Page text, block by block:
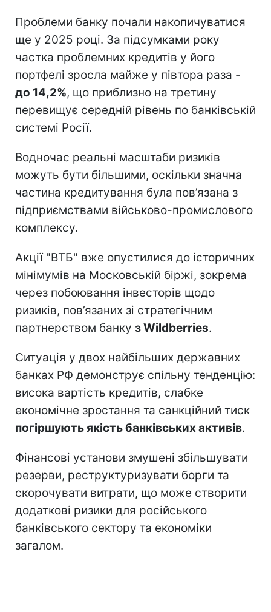
Проблеми банку почали накопичуватися
ще у 2025 році. За підсумками року
частка проблемних кредитів у його
портфелі зросла майже у півтора раза -
до 14,2%, що приблизно на третину
перевищує середній рівень по банківській
системі Росії.
Водночас реальні масштаби ризиків
можуть бути більшими, оскільки значна
частина кредитування була пов’язана з
підприємствами військово-промислового
комплексу.
Акції "ВТБ" вже опустилися до історичних
мінімумів на Московській біржі, зокрема
через побоювання інвесторів щодо
ризиків, пов’язаних зі стратегічним
партнерством банку з Wildberries.
Ситуація у двох найбільших державних
банках РФ демонструє спільну тенденцію:
висока вартість кредитів, слабке
економічне зростання та санкційний тиск
погіршують якість банківських активів.
Фінансові установи змушені збільшувати
резерви, реструктуризувати борги та
скорочувати витрати, що може створити
додаткові ризики для російського
банківського сектору та економіки
загалом.